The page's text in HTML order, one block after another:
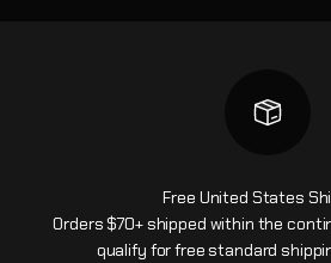
Free United States
Orders $70+ shipped within the
qualify for free standard